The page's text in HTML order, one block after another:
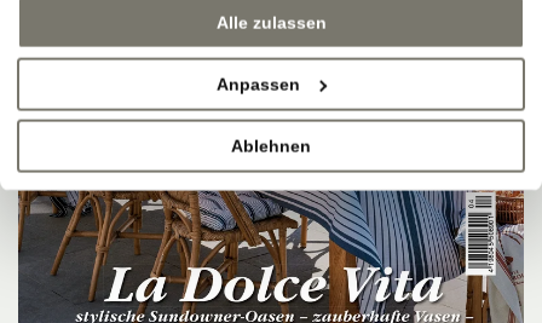
Alle zulassen
Anpassen
Ablehnen